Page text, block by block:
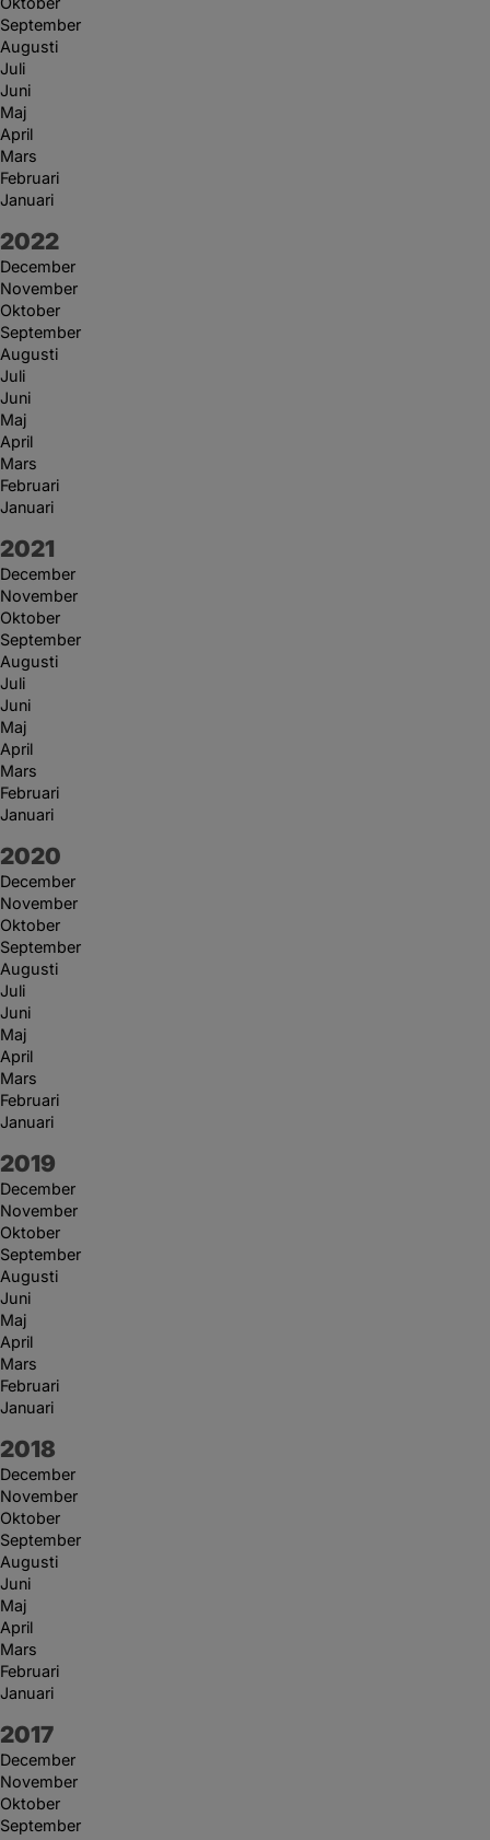
September
Augusti
Juli
Juni
Maj
April
Mars
Februari
Januari
År:
2022
December
November
Oktober
September
Augusti
Juli
Juni
Maj
April
Mars
Februari
Januari
År:
2021
December
November
Oktober
September
Augusti
Juli
Juni
Maj
April
Mars
Februari
Januari
År:
2020
December
November
Oktober
September
Augusti
Juli
Juni
Maj
April
Mars
Februari
Januari
År:
2019
December
November
Oktober
September
Augusti
Juni
Maj
April
Mars
Februari
Januari
År:
2018
December
November
Oktober
September
Augusti
Juni
Maj
April
Mars
Februari
Januari
År:
2017
December
November
Oktober
September